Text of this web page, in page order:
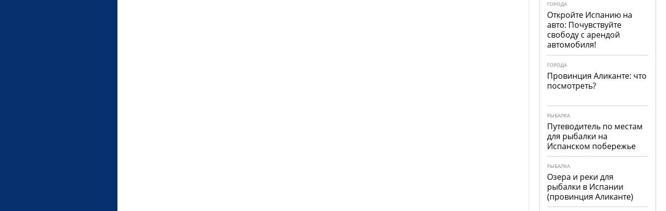
ГОРОДА
Откройте Испанию на
авто: Почувствуйте
свободу с арендой
автомобиля!
ГОРОДА
Провинция Аликанте: что
посмотреть?
РЫБАЛКА
Путеводитель по местам
для рыбалки на
Испанском побережье
РЫБАЛКА
Озера и реки для
рыбалки в Испании
(провинция Аликанте)